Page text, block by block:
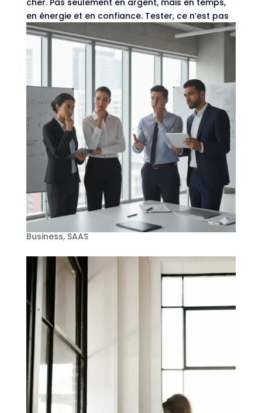
cher. Pas seulement en argent, mais en temps,
en énergie et en confiance. Tester, ce n’est pas
juste écrire des tests unitaires Quand on parle
de tests, beaucoup de développeurs...
SaaS billing : quotas, pricing, usage-based
— modèles et pièges
parVincent Journel |Fév 6, 2026 Architecture,
Business, SAAS
SaaS & business model / Billing, quotas & pricing
Construire une plateforme SaaS, techniquement,
ce n’est pas le plus dur. La vraie difficulté, c’est
de la rendre rentable dans la durée. La vraie
question derrière toute plateforme SaaS On a
accompagné beaucoup...